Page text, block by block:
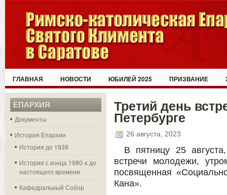
ГЛАВНАЯ НОВОСТИ ЮБИЛЕЙ 2025 ПРИЗВАНИЕ
ЕПАРХИЯ
Документы
История Епархии
История до 1939
История с конца 1980-х до
настоящего времени
Кафедральный Собор
Третий день
Петербурге
26 августа, 2023
В пятницу 25
встречи молодежи,
посвященная
Кана».